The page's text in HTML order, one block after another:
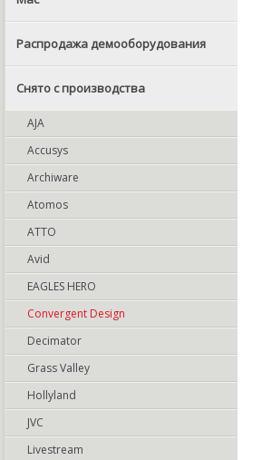
Распродажа демооборудования
Снято с производства
AJA
Accusys
Archiware
Atomos
ATTO
Avid
EAGLES HERO
Convergent Design
Decimator
Grass Valley
Hollyland
JVC
Livestream